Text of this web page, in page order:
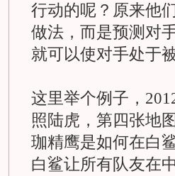
行动的呢？原来他
做法，而是预测对
就可以使对手处于
这里举个例子，
照陆虎，第四张地
珈精鹰是如何在白
白鲨让所有队友在